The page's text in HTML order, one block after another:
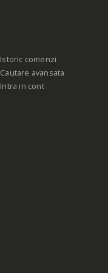
Istoric comenzi
Cautare avansata
Intra in cont